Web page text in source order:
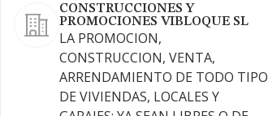
CONSTRUCCIONES Y
PROMOCIONES VIBLOQUE SL
LA PROMOCION,
CONSTRUCCION, VENTA,
ARRENDAMIENTO DE TODO TIPO
DE VIVIENDAS, LOCALES Y